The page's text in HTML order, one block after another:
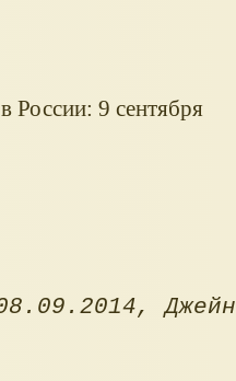
России: 9 сентября
Джейн